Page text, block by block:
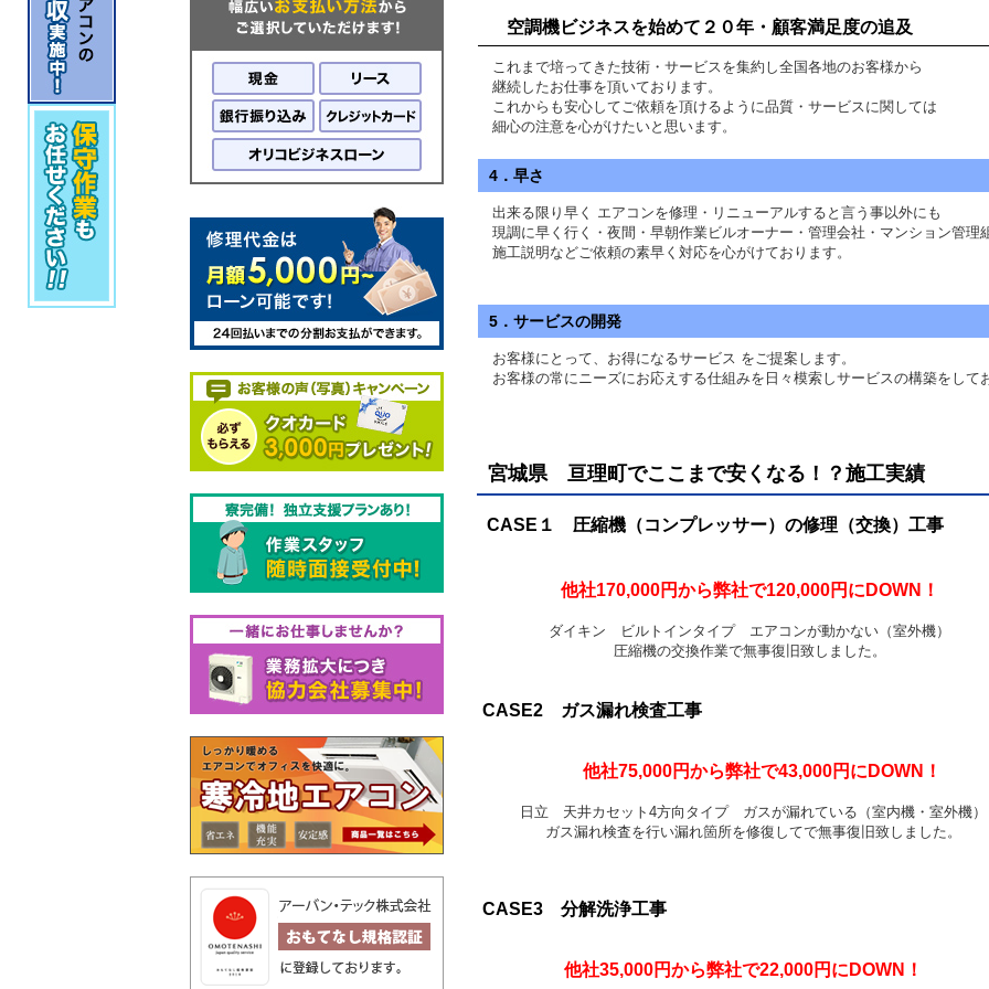
空調機ビジネスを始めて２０年・顧客満足度の追及
これまで培ってきた技術・サービスを集約し全国各地のお客様から
継続したお仕事を頂いております。
これからも安心してご依頼を頂けるように品質・サービスに関しては
細心の注意を心がけたいと思います。
4．早さ
出来る限り早く エアコンを修理・リニューアルすると言う事以外にも
現調に早く行く・夜間・早朝作業ビルオーナー・管理会社・マンション管理
施工説明などご依頼の素早く対応を心がけております。
5．サービスの開発
お客様にとって、お得になるサービス をご提案します。
お客様の常にニーズにお応えする仕組みを日々模索しサービスの構築をして
宮城県 亘理町でここまで安くなる！？施工実績
CASE１ 圧縮機（コンプレッサー）の修理（交換）工事
他社170,000円から弊社で120,000円にDOWN！
ダイキン ビルトインタイプ エアコンが動かない（室外機）
圧縮機の交換作業で無事復旧致しました。
CASE2 ガス漏れ検査工事
他社75,000円から弊社で43,000円にDOWN！
日立 天井カセット4方向タイプ ガスが漏れている（室内機・室外機）
ガス漏れ検査を行い漏れ箇所を修復してで無事復旧致しました。
CASE3 分解洗浄工事
他社35,000円から弊社で22,000円にDOWN！